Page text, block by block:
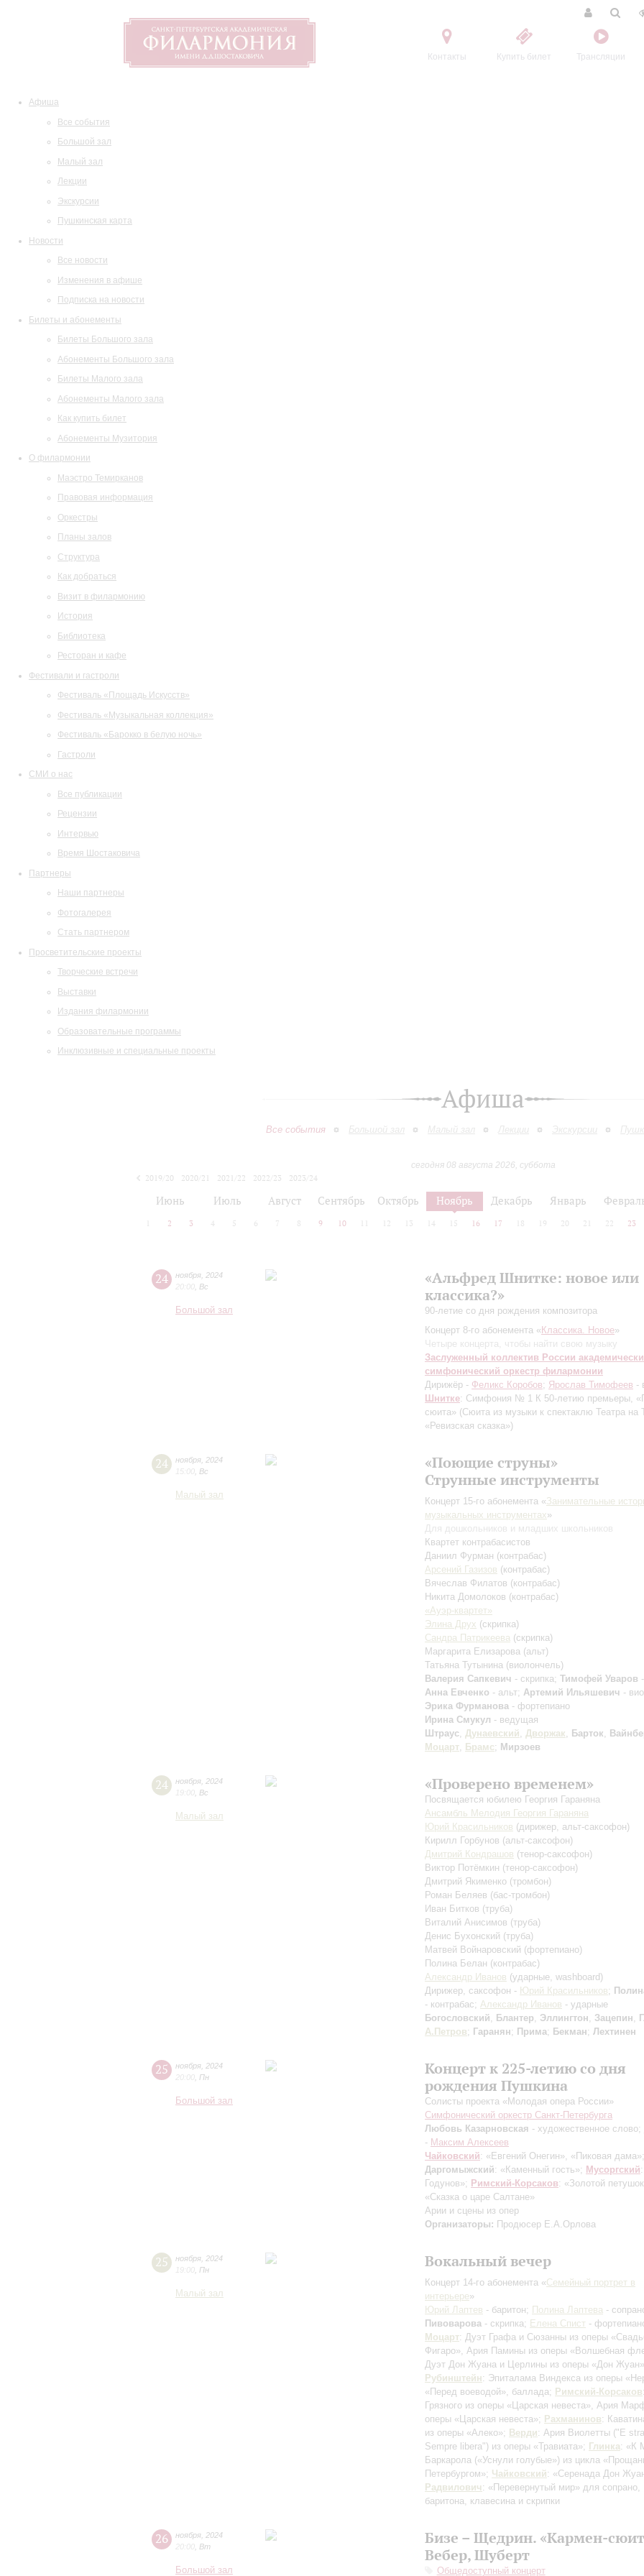
Контакты Купить билет Трансляции
Афиша
Все события
Большой зал
Малый зал
Лекции
Экскурсии
Пушкинская карта
Новости
Все новости
Изменения в афише
Подписка на новости
Билеты и абонементы
Билеты Большого зала
Абонементы Большого зала
Билеты Малого зала
Абонементы Малого зала
Как купить билет
Абонементы Музитория
О филармонии
Маэстро Темирканов
Правовая информация
Оркестры
Планы залов
Структура
Как добраться
Визит в филармонию
История
Библиотека
Ресторан и кафе
Фестивали и гастроли
Фестиваль «Площадь Искусств»
Фестиваль «Музыкальная коллекция»
Фестиваль «Барокко в белую ночь»
Гастроли
СМИ о нас
Все публикации
Рецензии
Интервью
Время Шостаковича
Партнеры
Наши партнеры
Фотогалерея
Стать партнером
Просветительские проекты
Творческие встречи
Выставки
Издания филармонии
Образовательные программы
Инклюзивные и специальные проекты
Афиша
Все события Большой зал Малый зал Лекции Экскурсии
сегодня 08 августа 2026, суббота
2019/20
2020/21 2021/22 2022/23
2023/24
Июнь Июль Август Сентябрь Октябрь Ноябрь Декабрь Январь
2 3 4 5 6 7 8 9 10 12 13 14 15 16 17 18 19 20 21 22 23
24 ноября 2024
20:00 Вс
Большой зал
«Альфред Шнитке: новое или
классика?»
90-летие со дня рождения композитора
Концерт 8-го абонемента « Классика. Новое»
Четыре концерта, чтобы найти свою музыку
Заслуженный коллектив России
симфонический оркестр филармонии
Дирижёр - Феликс Коробов; Ярослав Тимофеев -
Шнитке: Симфония № 1 К 50-летию премьеры,
сюита» (Сюита из музыки к спектаклю Театра на
«Ревизская сказка»)
24 ноября 2024
15:00 Вс
Малый зал
«Поющие струны»
Струнные инструменты
Концерт 15-го абонемента «Занимательные
музыкальных инструментах»
Для дошкольников и младших школьников
Квартет контрабасистов
Даниил Фурман (контрабас)
Арсений Газизов (контрабас)
Вячеслав Филатов (контрабас)
Никита Домолоков (контрабас)
«Ауэр-квартет»
Элина Друх (скрипка)
Сандра Патрикеева (скрипка)
Маргарита Елизарова (альт)
Татьяна Тутынина (виолончель)
Валерия Сапкевич - скрипка; Тимофей Уваров
Анна Евченко - альт; Артемий Ильяшевич -
Эрика Фурманова - фортепиано
Ирина Смукул - ведущая
Штраус, Дунаевский, Дворжак, Барток,
Моцарт, Брамс; Мирзоев
24 ноября 2024
19:00 Вс
Малый зал
«Проверено временем»
Посвящается юбилею Георгия Гараняна
Ансамбль Мелодия Георгия Гараняна
Юрий Красильников (дирижер, альт-саксофон)
Кирилл Горбунов (альт-саксофон)
Дмитрий Кондрашов (тенор-саксофон)
Виктор Потёмкин (тенор-саксофон)
Дмитрий Якименко (тромбон)
Роман Беляев (бас-тромбон)
Иван Битков (труба)
Виталий Анисимов (труба)
Денис Бухонский (труба)
Матвей Войнаровский (фортепиано)
Полина Белан (контрабас)
Александр Иванов (ударные, washboard)
Дирижер, саксофон - Юрий Красильников;
- контрабас; Александр Иванов - ударные
Богословский, Блантер, Эллингтон, Зацепин,
А.Петров; Гаранян; Прима; Бекман; Лехтинен
25 ноября 2024
20:00 Пн
Большой зал
Концерт к 225-летию со дня
рождения Пушкина
Солисты проекта «Молодая опера России»
Симфонический оркестр Санкт-Петербурга
Любовь Казарновская - художественное
- Максим Алексеев
Чайковский: «Евгений Онегин», «Пиковая дама»;
Даргомыжский: «Каменный гость»; Мусоргский
Годунов»; Римский-Корсаков: «Золотой
«Сказка о царе Салтане»
Арии и сцены из опер
Организаторы: Продюсер Е.А.Орлова
25 ноября 2024
19:00 Пн
Малый зал
Вокальный вечер
Концерт 14-го абонемента «Семейный портрет в
интерьере»
Юрий Лаптев - баритон; Полина Лаптева -
Пивоварова - скрипка; Елена Спист -
Моцарт: Дуэт Графа и Сюзанны из оперы
Фигаро», Ария Памины из оперы «Волшебная
Дуэт Дон Жуана и Церлины из оперы «Дон
Рубинштейн: Эпиталама Виндекса из оперы
«Перед воеводой», баллада; Римский-Корсаков
Грязного из оперы «Царская невеста», Ария
оперы «Царская невеста»; Рахманинов:
из оперы «Алеко»; Верди: Ария Виолетты ("E
Sempre libera") из оперы «Травиата»; Глинка: «К
Баркарола («Уснули голубые») из цикла
Петербургом»; Чайковский: «Серенада Дон
Радвилович : «Перевернутый мир» для сопрано,
баритона, клавесина и скрипки
26 ноября 2024
20:00 Вт
Большой зал
Бизе – Щедрин. «Кармен-
Вебер, Шуберт
Общедоступный концерт